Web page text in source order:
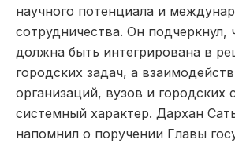
научного потенциала и
сотрудничества. Он подчеркнул,
должна быть интегрирована в
городских задач, а
организаций, вузов и городских
системный характер. Дархан
напомнил о поручении Главы